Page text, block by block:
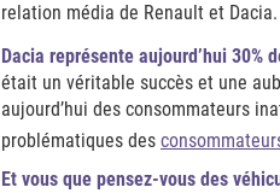
relation média de Renault et Dacia.
Dacia représente aujourd’hui 30%
était un véritable succès et une
aujourd’hui des consommateurs
problématiques des
Et vous que pensez-vous des